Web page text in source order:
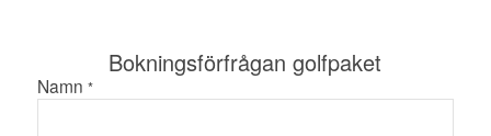
Bokningsförfrågan golfpaket
Namn *